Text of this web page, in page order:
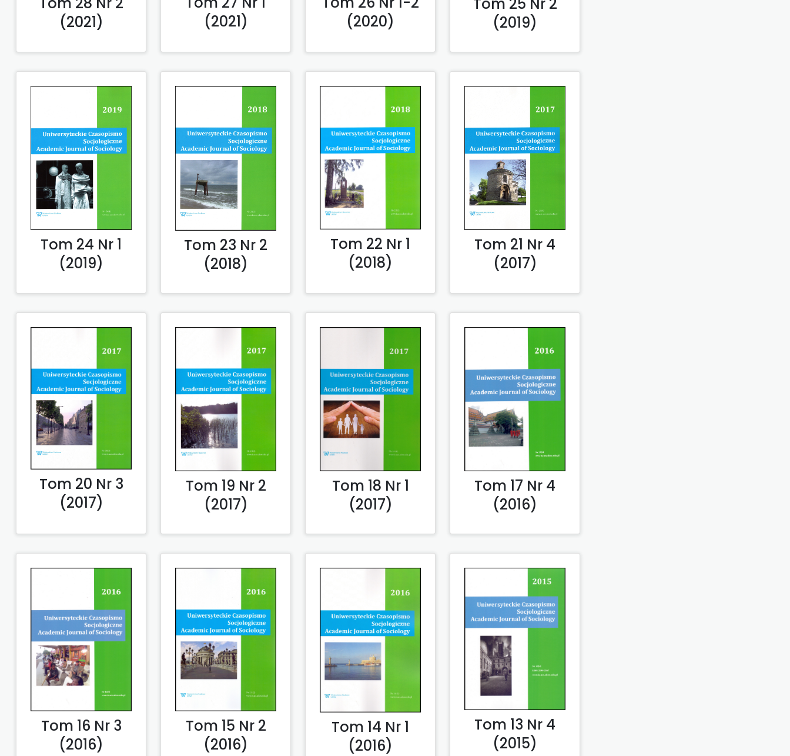
(2021)
(2021)
(2020)
Tom 25 Nr 2
(2019)
Tom 24 Nr 1
(2019)
Tom 23 Nr 2
(2018)
Tom 22 Nr 1
(2018)
Tom 21 Nr 4
(2017)
Tom 20 Nr 3
(2017)
Tom 19 Nr 2
(2017)
Tom 18 Nr 1
(2017)
Tom 17 Nr 4
(2016)
Tom 16 Nr 3
(2016)
Tom 15 Nr 2
(2016)
Tom 14 Nr 1
(2016)
Tom 13 Nr 4
(2015)